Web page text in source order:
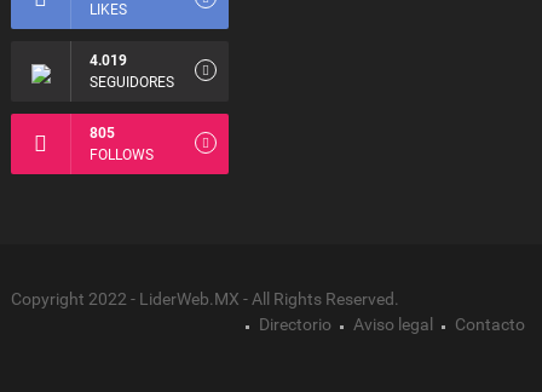
LIKES
4.019
SEGUIDORES
805
FOLLOWS
Copyright 2022 - LiderWeb.MX - All Rights Reserved.
Directorio
Aviso legal Contacto